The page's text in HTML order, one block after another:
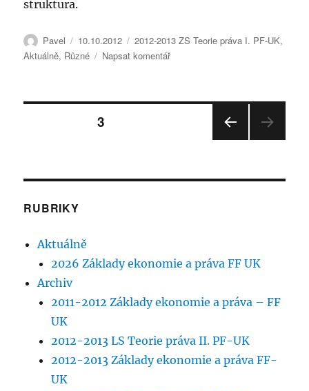
struktura.
Autor:
Pavel Publikováno:
10.10.2012 Rubriky:
2012-2013 ZS Teorie práva I. PF-UK,
Aktuálně, Různé Napsat komentářpro
názvem
Stránkování
STRÁ
STRÁNKA:3
RUBRIKY
Aktuálně
2026 Základy ekonomie a práva FF UK
Archiv
2011-2012 Základy ekonomie a práva – FF
UK
2012-2013 LS Teorie práva II. PF-UK
2012-2013 Základy ekonomie a práva FF-
UK